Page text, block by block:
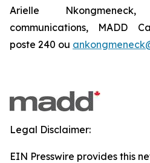
Arielle
communications, MADD
poste 240 ou
Legal Disclaimer:
EIN Presswire provides this